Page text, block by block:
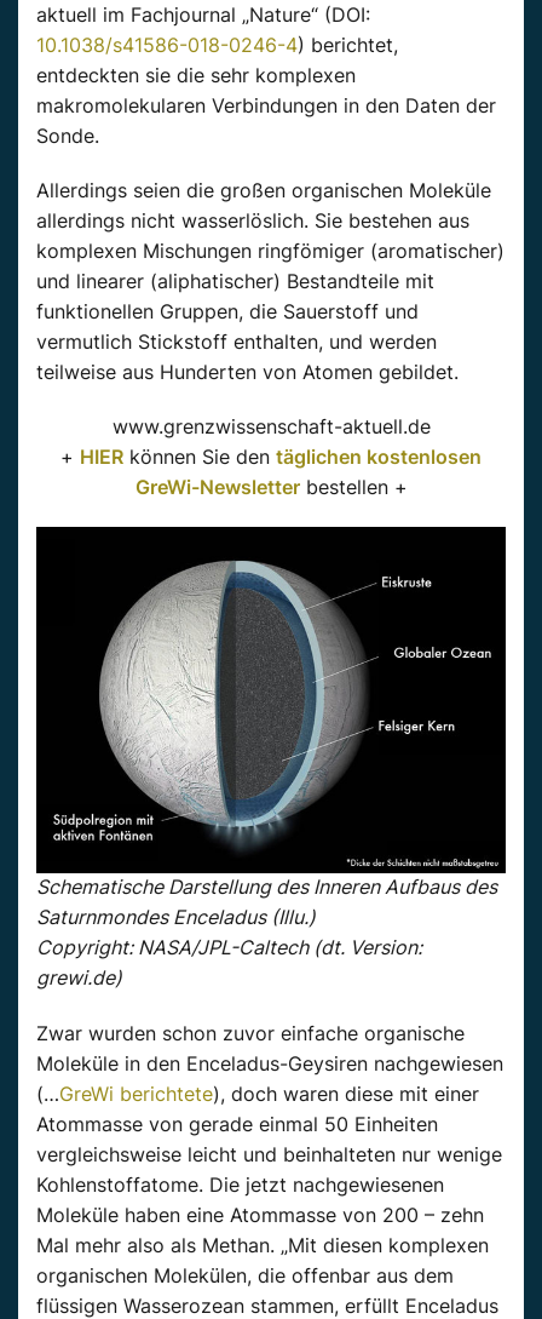
aktuell im Fachjournal „Nature“ (DOI:
10.1038/s41586-018-0246-4) berichtet,
entdeckten sie die sehr komplexen
makromolekularen Verbindungen in den Daten der
Sonde.
Allerdings seien die großen organischen Moleküle
allerdings nicht wasserlöslich. Sie bestehen aus
komplexen Mischungen ringfömiger (aromatischer)
und linearer (aliphatischer) Bestandteile mit
funktionellen Gruppen, die Sauerstoff und
vermutlich Stickstoff enthalten, und werden
teilweise aus Hunderten von Atomen gebildet.
www.grenzwissenschaft-aktuell.de
+ HIER können Sie den täglichen kostenlosen
GreWi-Newsletterbestellen +
Schematische Darstellung des Inneren Aufbaus des
Saturnmondes Enceladus (Illu.)
Copyright: NASA/JPL-Caltech (dt. Version:
grewi.de)
Zwar wurden schon zuvor einfache organische
Moleküle in den Enceladus-Geysiren nachgewiesen
(…GreWi berichtete), doch waren diese mit einer
Atommasse von gerade einmal 50 Einheiten
vergleichsweise leicht und beinhalteten nur wenige
Kohlenstoffatome. Die jetzt nachgewiesenen
Moleküle haben eine Atommasse von 200 – zehn
Mal mehr also als Methan. „Mit diesen komplexen
organischen Molekülen, die offenbar aus dem
flüssigen Wasserozean stammen, erfüllt Enceladus